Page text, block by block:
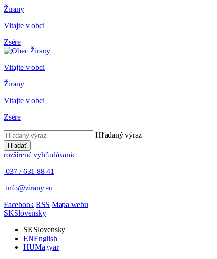
Žirany
Vitajte v obci
Zsére
Vitajte v obci
Žirany
Vitajte v obci
Zsére
Hľadaný výraz
Hľadať
rozšírené vyhľadávanie
037 / 631 88 41
info@zirany.eu
Facebook RSS Mapa webu
SKSlovensky
SKSlovensky
ENEnglish
HUMagyar